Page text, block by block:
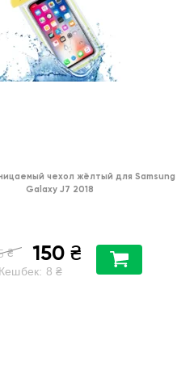
чехол жёлтый для Samsung
Galaxy J7 2018
₴ 150 ₴
8 ₴